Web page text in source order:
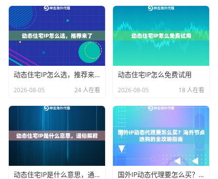
宅IP。如果您的业务覆盖市场广泛，对IP的纯净度、地区
覆盖的全面性以及高并发下的稳定性有极致要求，此套
餐是更优解。它覆盖全球超过200个国家地区，每日提供
海量去重IP，支持从国家到城市的精准定位，并能自定
义会话时长以适应复杂的业务节奏。适合大型跨境电商
的多账号管理、广告代理公司的规模化投放测试、以及
金融科技企业的海外风控数据采集等严肃业务。
场景三：常规海外运营与精准区域适配 – 选择
。对于大多数日常的海外业务，如跨境电商店铺的日常
管理、社交媒体内容的发布与互动、区域性的市场调研
与广告效果分析等，全面型套餐在成本与性能间取得了
良好平衡。它覆盖美、日、英、韩等主流市场，支持灵
动态住宅IP怎么选，推荐来了
2026-08-05 24 人在看
动态住宅IP怎么免费试用
2026-08-05 18 人在看
动态住宅IP是什么意思，通俗解释 国外IP动态代理要怎么买？海外节点选购的全攻略指南